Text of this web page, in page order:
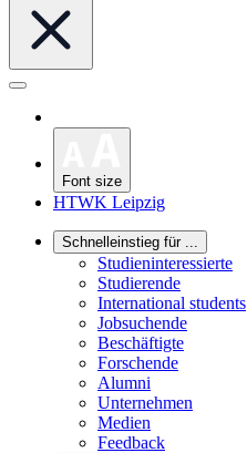
Font size
HTWK Leipzig
Schnelleinstieg für ...
Studieninteressierte
Studierende
International students
Jobsuchende
Beschäftigte
Forschende
Alumni
Unternehmen
Medien
Feedback